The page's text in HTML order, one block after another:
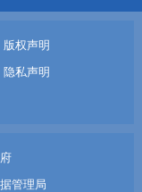
版权声明
隐私声明
管理局